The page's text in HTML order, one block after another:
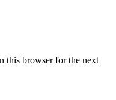
this browser for the next